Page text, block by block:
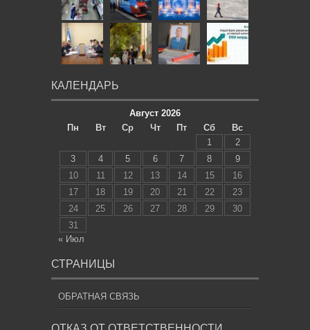
КАЛЕНДАРЬ
Август 2026
Пн
Вт Ср Чт Пт Сб
Вс
1
2
3
4 5 6 7 8
9
10
11 12 13 14 15
16
17
18 19 20 21 22
23
24
25 26 27 28 29
30
31
« Июл
СТРАНИЦЫ
ОБРАТНАЯ СВЯЗЬ